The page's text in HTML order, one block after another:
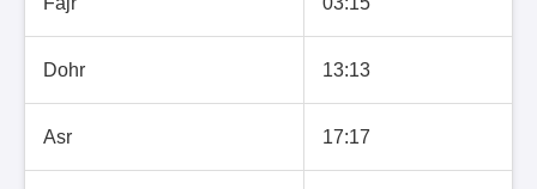
Dohr 13:13
Asr 17:17